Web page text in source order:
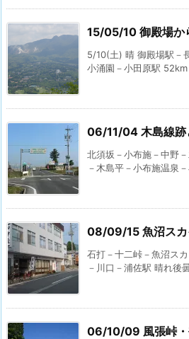
15/05/10 御殿場か
5/10(土) 晴 御殿場駅－
小涌園－小田原駅
06/11/04 木島線跡
北須坂－小布施－中野
－木島平－小布施温泉
08/09/15 魚沼スカ
石打－十二峠－魚沼ス
－川口－浦佐駅 晴れ
06/10/09 風張峠